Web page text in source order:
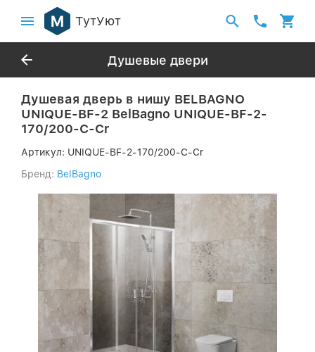
ТутУют
Душевые двери
Душевая дверь в нишу BELBAGNO
UNIQUE-BF-2 BelBagno UNIQUE-BF-2-
170/200-C-Cr
Артикул: UNIQUE-BF-2-170/200-C-Cr
Бренд: BelBagno